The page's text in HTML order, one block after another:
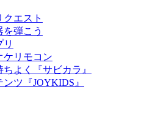
エスト
を弾こう
ケリモコン
よく『サビカラ』
ツ『JOYKIDS』